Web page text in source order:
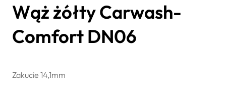
Wąż żółty Carwash-
Comfort DN06
Zakucie 14,1mm